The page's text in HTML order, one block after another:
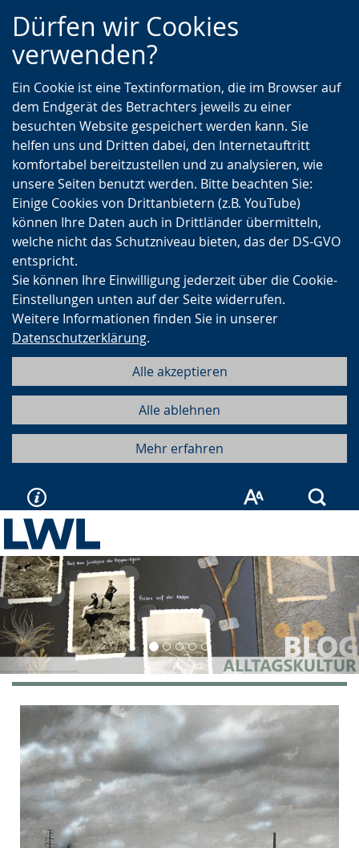
Zur
Hauptnavigation
Zur
Seitennavigation
Zum
Inhalt
Dürfen wir Cookies
verwenden?
Ein Cookie ist eine Textinformation, die im Browser auf
dem Endgerät des Betrachters jeweils zu einer
besuchten Website gespeichert werden kann. Sie
helfen uns und Dritten dabei, den Internetauftritt
komfortabel bereitzustellen und zu analysieren, wie
unsere Seiten benutzt werden. Bitte beachten Sie:
Einige Cookies von Drittanbietern (z.B. YouTube)
können Ihre Daten auch in Drittländer übermitteln,
welche nicht das Schutzniveau bieten, das der DS-GVO
entspricht.
Sie können Ihre Einwilligung jederzeit über die Cookie-
Einstellungen unten auf der Seite widerrufen.
Weitere Informationen finden Sie in unserer
Datenschutzerklärung.
Alle akzeptieren
Alle ablehnen
Mehr erfahren
Vorherige